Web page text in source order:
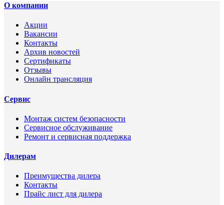
О компании
Акции
Вакансии
Контакты
Архив новостей
Сертификаты
Отзывы
Онлайн трансляция
Сервис
Монтаж систем безопасности
Сервисное обслуживание
Ремонт и сервисная поддержка
Дилерам
Преимущества дилера
Контакты
Прайс лист для дилера